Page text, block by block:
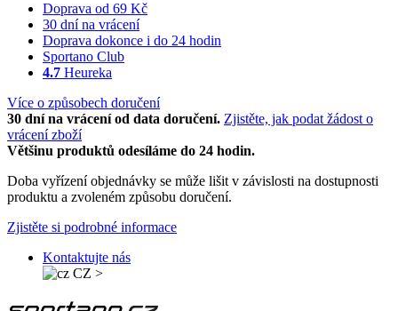
Doprava od 69 Kč
30 dní na vrácení
Doprava dokonce i do 24 hodin
Sportano Club
4.7 Heureka
Více o způsobech doručení
30 dní na vrácení od data doručení. Zjistěte, jak podat žádost o
vrácení zboží
Většinu produktů odesíláme do 24 hodin.
Doba vyřízení objednávky se může lišit v závislosti na dostupnosti
produktu a zvoleném způsobu doručení.
Zjistěte si podrobné informace
Kontaktujte nás
CZ >